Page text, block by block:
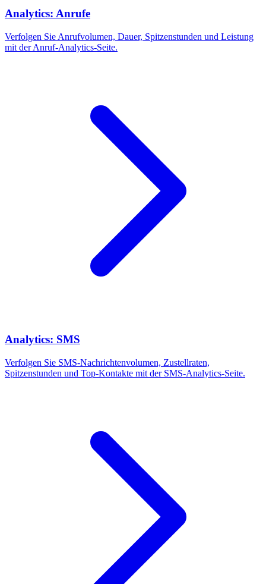
Analytics: Anrufe
Verfolgen Sie Anrufvolumen, Dauer, Spitzenstunden und Leistung
mit der Anruf-Analytics-Seite.
Analytics: SMS
Verfolgen Sie SMS-Nachrichtenvolumen, Zustellraten,
Spitzenstunden und Top-Kontakte mit der SMS-Analytics-Seite.